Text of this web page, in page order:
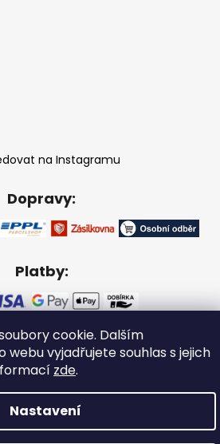
cookie. Dalším
vyjadřujete souhlas s jejich
zde.
Nastavení
na Instagramu
Dopravy:
Platby:
Vytvořil Shoptet
vyhrazena.